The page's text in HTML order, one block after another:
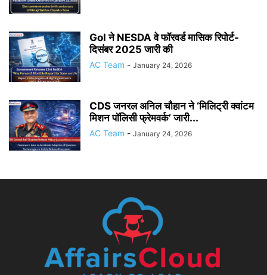
GoI ने NESDA वे फॉरवर्ड मासिक रिपोर्ट-
दिसंबर 2025 जारी की
AC Team - January 24, 2026
CDS जनरल अनिल चौहान ने ‘मिलिट्री क्वांटम
मिशन पॉलिसी फ्रेमवर्क’ जारी...
AC Team - January 24, 2026